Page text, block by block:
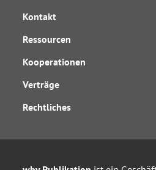
Kontakt
Ressourcen
Kooperationen
Verträge
Rechtliches